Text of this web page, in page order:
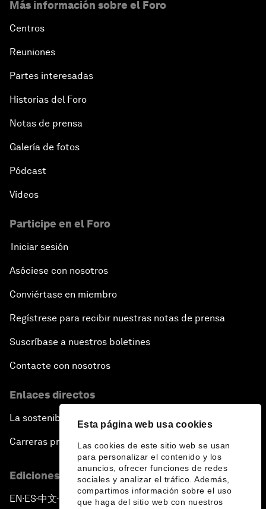
Esta página web usa cookies
Las cookies de este sitio web se usan
para personalizar el contenido y los
anuncios, ofrecer funciones de redes
sociales y analizar el tráfico. Además,
compartimos información sobre el uso
que haga del sitio web con nuestros
Más información sobre el Foro
Centros
Reuniones
Partes interesadas
Historias del Foro
Notas de prensa
Galería de fotos
Pódcast
Vídeos
Participe en el Foro
Iniciar sesión
Asóciese con nosotros
Conviértase en miembro
Regístrese para recibir nuestras notas de prensa
Suscríbase a nuestros boletines
Contacte con nosotros
Enlaces directos
La sostenibilidad en el Foro
Carreras profesionales
Ediciones en otros idiomas
EN ▪ES▪中文▪ 日本語